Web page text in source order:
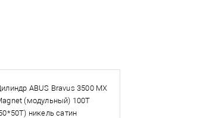
Купить в 1 клик
ABUS Bravus 3500 MX
(модульный) 100T
никель сатин